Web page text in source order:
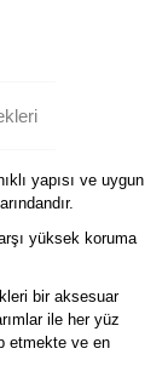
yapısı ve uygun
yüksek koruma
bir aksesuar
ile her yüz
etmekte ve en